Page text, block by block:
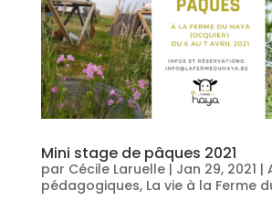
Mini stage de pâques 2021
par Cécile Laruelle| Jan 29, 2021 |
pédagogiques, La vie à la Ferme